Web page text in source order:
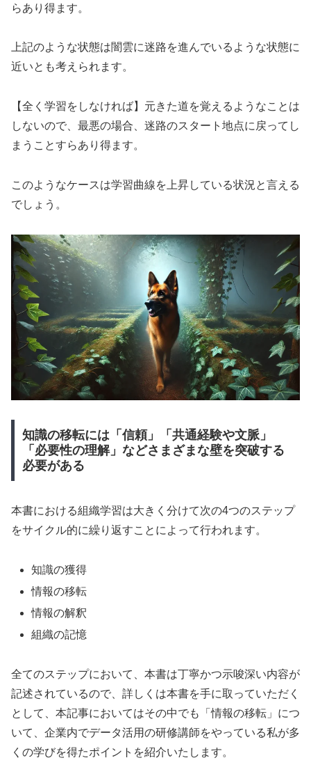
らあり得ます。
上記のような状態は闇雲に迷路を進んでいるような状態に
近いとも考えられます。
【全く学習をしなければ】元きた道を覚えるようなことは
しないので、最悪の場合、迷路のスタート地点に戻ってし
まうことすらあり得ます。
このようなケースは学習曲線を上昇している状況と言える
でしょう。
知識の移転には「信頼」「共通経験や文脈」
「必要性の理解」などさまざまな壁を突破する
必要がある
本書における組織学習は大きく分けて次の4つのステップ
をサイクル的に繰り返すことによって行われます。
知識の獲得
情報の移転
情報の解釈
組織の記憶
全てのステップにおいて、本書は丁寧かつ示唆深い内容が
記述されているので、詳しくは本書を手に取っていただく
として、本記事においてはその中でも「情報の移転」につ
いて、企業内でデータ活用の研修講師をやっている私が多
くの学びを得たポイントを紹介いたします。